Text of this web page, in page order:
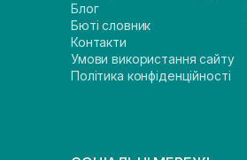
Блог
Бюті словник
Контакти
Умови використання сайту
Політика конфіденційності